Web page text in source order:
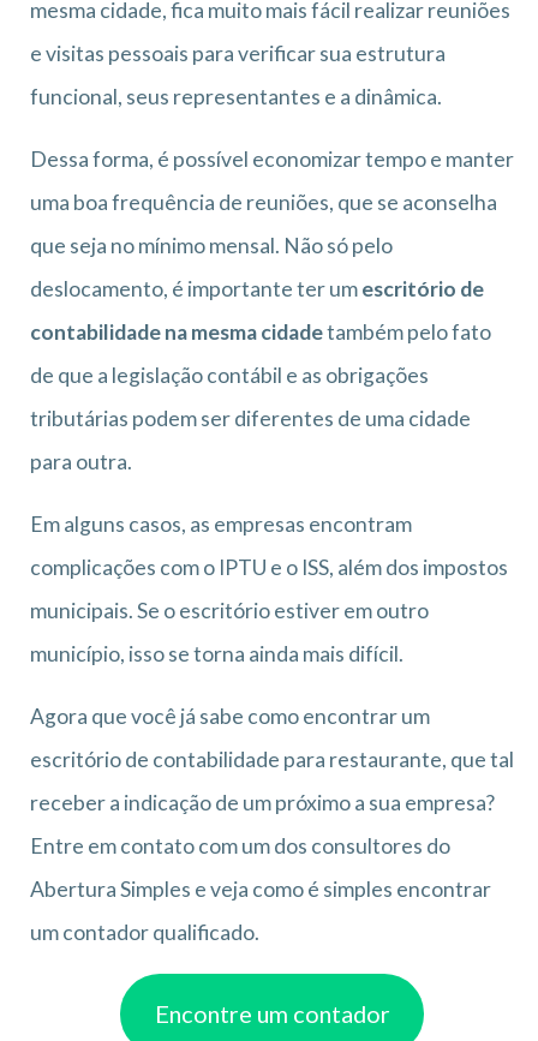
mesma cidade, fica muito mais fácil realizar reuniões
e visitas pessoais para verificar sua estrutura
funcional, seus representantes e a dinâmica.
Dessa forma, é possível economizar tempo e manter
uma boa frequência de reuniões, que se aconselha
que seja no mínimo mensal. Não só pelo
deslocamento, é importante ter umescritório de
contabilidade na mesma cidadetambém pelo fato
de que a legislação contábil e as obrigações
tributárias podem ser diferentes de uma cidade
para outra.
Em alguns casos, as empresas encontram
complicações com o IPTU e o ISS, além dos impostos
municipais. Se o escritório estiver em outro
município, isso se torna ainda mais difícil.
Agora que você já sabe como encontrar um
escritório de contabilidade para restaurante, que tal
receber a indicação de um próximo a sua empresa?
Entre em contato com um dos consultores do
Abertura Simples e veja como é simples encontrar
um contador qualificado.
Encontre um contador